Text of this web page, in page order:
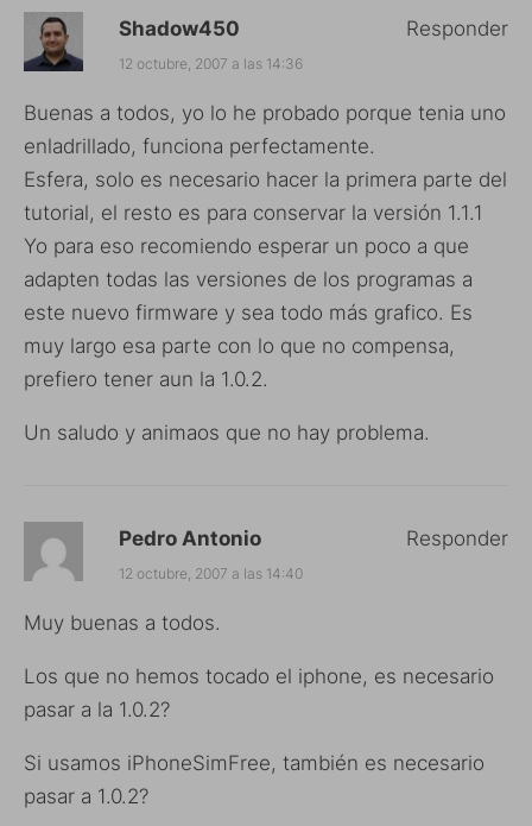
Shadow450
12 octubre, 2007 a las 14:36
Buenas a todos, yo lo he probado porque tenia uno
enladrillado, funciona perfectamente.
Esfera, solo es necesario hacer la primera parte del
tutorial, el resto es para conservar la versión 1.1.1
Yo para eso recomiendo esperar un poco a que
adapten todas las versiones de los programas a
este nuevo firmware y sea todo más grafico. Es
muy largo esa parte con lo que no compensa,
prefiero tener aun la 1.0.2.
Un saludo y animaos que no hay problema.
Responder
Pedro Antonio
12 octubre, 2007 a las 14:40
Muy buenas a todos.
Los que no hemos tocado el iphone, es necesario
pasar a la 1.0.2?
Si usamos iPhoneSimFree, también es necesario
pasar a 1.0.2?
Responder